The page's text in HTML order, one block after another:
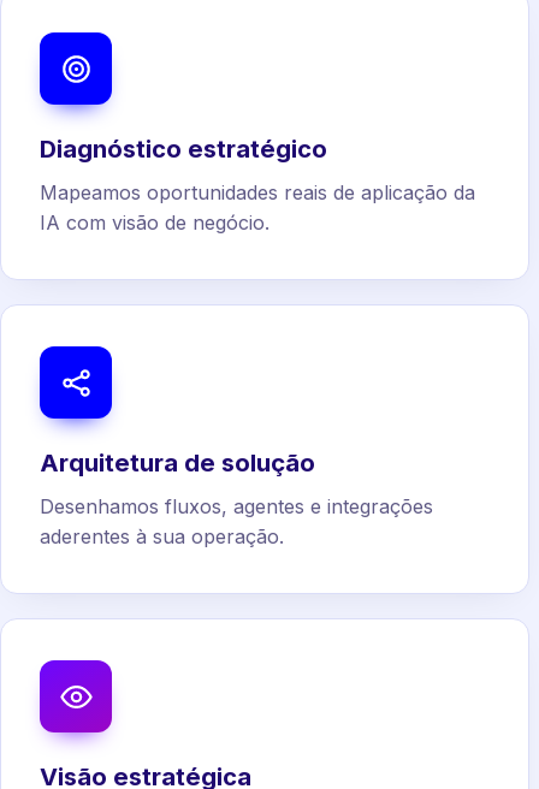
Diagnóstico estratégico
Mapeamos oportunidades reais de aplicação da
IA com visão de negócio.
Arquitetura de solução
Desenhamos fluxos, agentes e integrações
aderentes à sua operação.
Visão estratégica